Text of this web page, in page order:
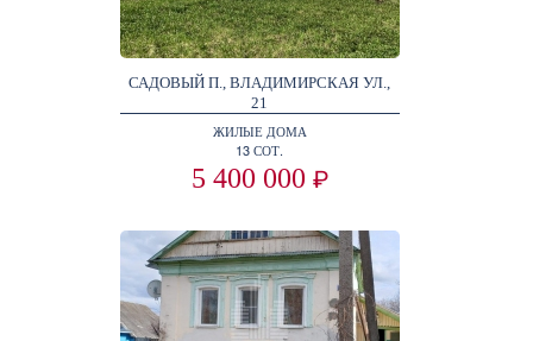
САДОВЫЙ П., ВЛАДИМИРСКАЯ УЛ.,
21
ЖИЛЫЕ ДОМА
13 СОТ.
5 400 000 ₽